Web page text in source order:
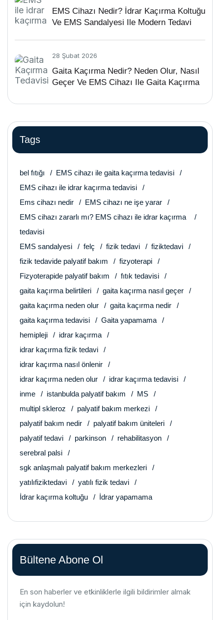
EMS Cihazı Nedir? İdrar Kaçırma Koltuğu
Ve EMS Sandalyesi Ile Modern Tedavi
28 Şubat 2026
Gaita Kaçırma Nedir? Neden Olur, Nasıl
Geçer Ve EMS Cihazı Ile Gaita Kaçırma
Tags
bel fıtığı
EMS cihazı ile gaita kaçırma tedavisi
EMS cihazı ile idrar kaçırma tedavisi
Ems cihazı nedir
EMS cihazı ne işe yarar
EMS cihazı zararlı mı? EMS cihazı ile idrar kaçırma
tedavisi
EMS sandalyesi
felç fizik tedavi
fiziktedavi
fizik tedavide palyatif bakım
fizyoterapi
Fizyoterapide palyatif bakım
fıtık tedavisi
gaita kaçırma belirtileri
gaita kaçırma nasıl geçer
gaita kaçırma neden olur
gaita kaçırma nedir
gaita kaçırma tedavisi
Gaita yapamama
hemipleji
idrar kaçırma
idrar kaçırma fizik tedavi
idrar kaçırma nasıl önlenir
idrar kaçırma neden olur
idrar kaçırma tedavisi
inme
istanbulda palyatif bakım
MS
multipl skleroz
palyatif bakım merkezi
palyatif bakım nedir
palyatif bakım üniteleri
palyatif tedavi
parkinson
rehabilitasyon
serebral palsi
sgk anlaşmalı palyatif bakım merkezleri
yatılıfiziktedavi
yatılı fizik tedavi
İdrar kaçırma koltuğu
İdrar yapamama
Bültene Abone Ol
En son haberler ve etkinliklerle ilgili bildirimler almak
için kaydolun!